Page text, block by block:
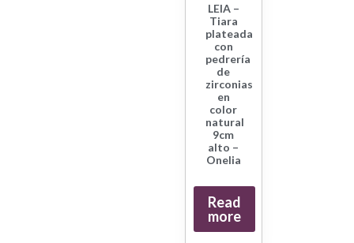
LEIA –
Tiara
plateada
con
pedrería
de
zirconias
en
color
natural
9cm
alto –
Onelia
Read
more